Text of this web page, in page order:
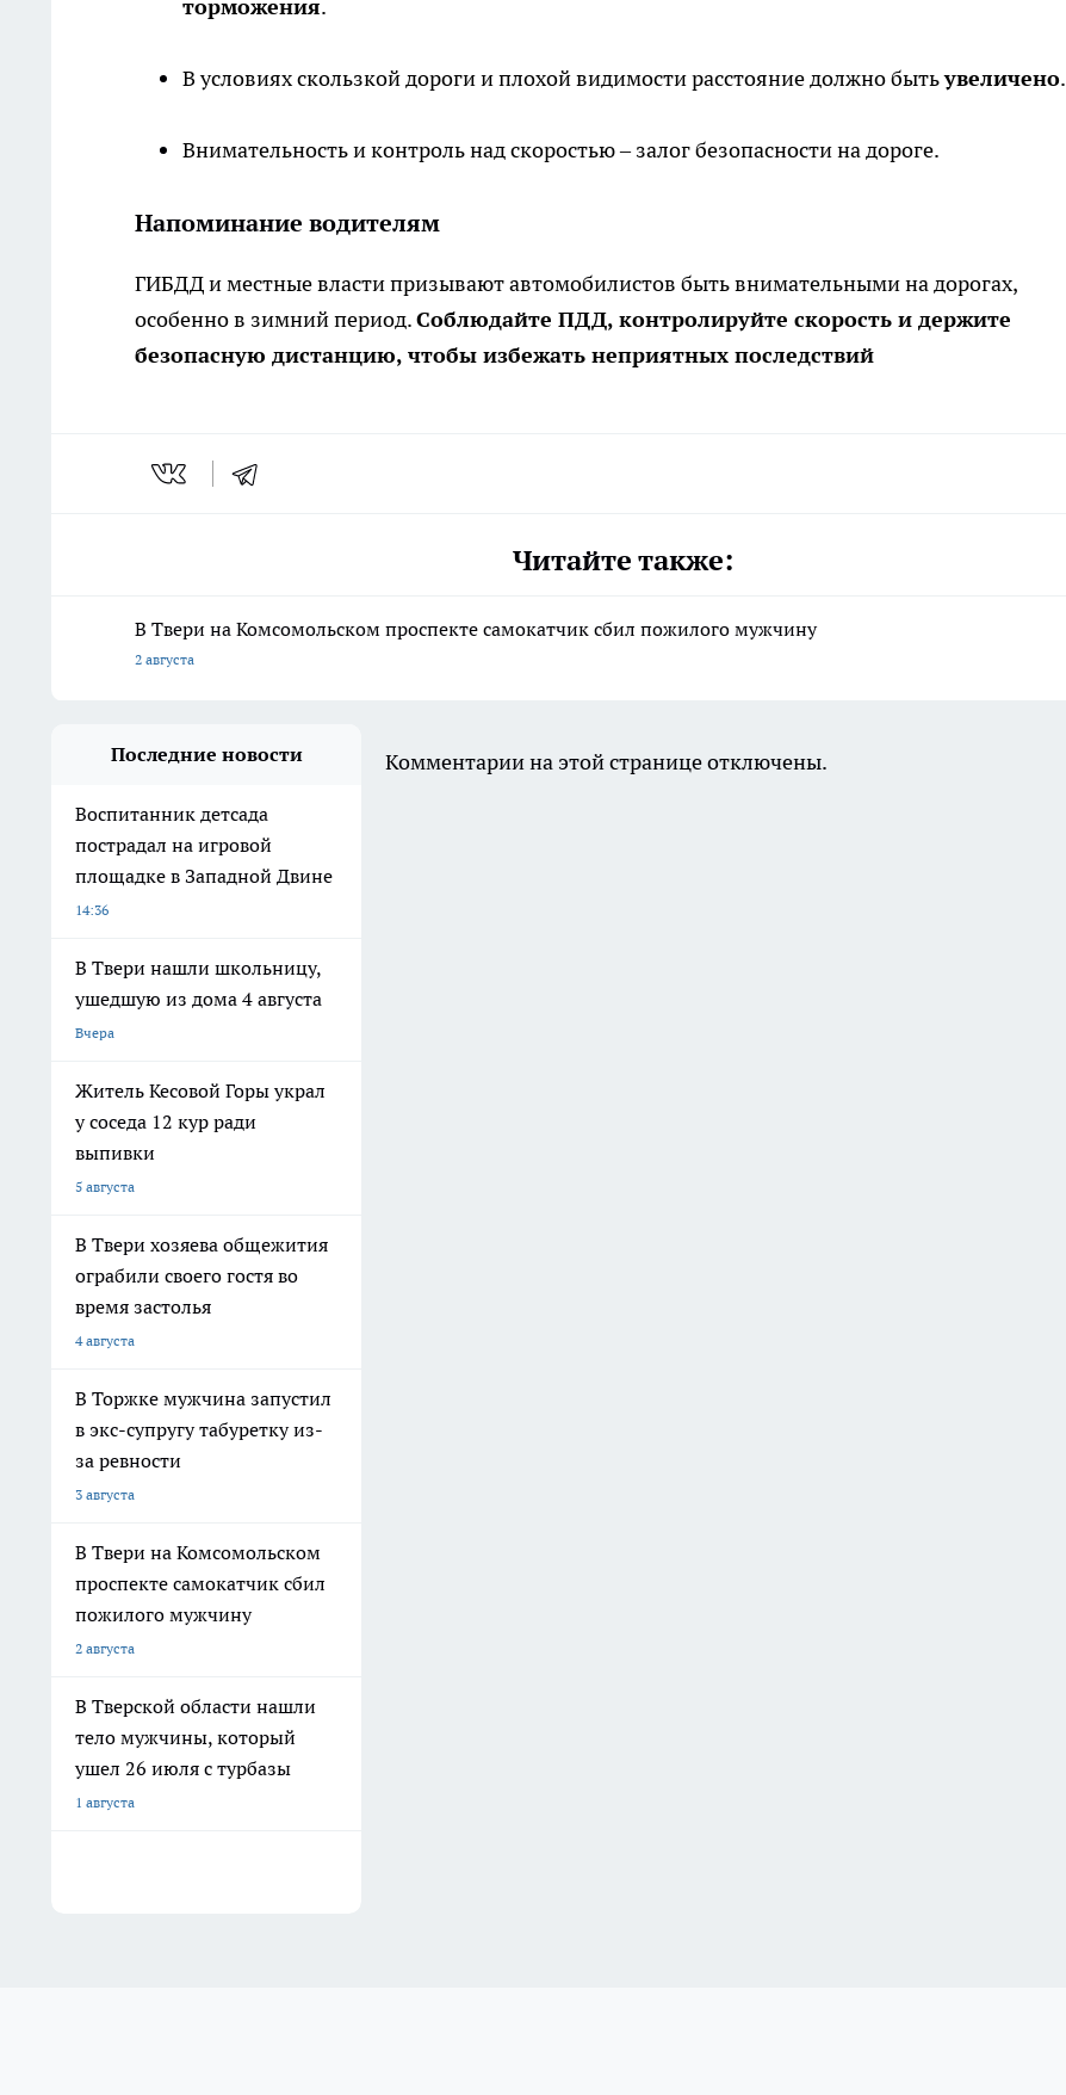
торможения.
В условиях скользкой дороги и плохой видимости расстояние должно бытьувеличено.
Внимательность и контроль над скоростью – залог безопасности на дороге.
Напоминание водителям
ГИБДД и местные власти призывают автомобилистов быть внимательными на дорогах,
особенно в зимний период.Соблюдайте ПДД, контролируйте скорость и держите
безопасную дистанцию, чтобы избежать неприятных последствий
Читайте также:
В Твери на Комсомольском проспекте самокатчик сбил пожилого мужчину
2 августа
Последние новости
Воспитанник детсада
пострадал на игровой
площадке в Западной Двине
14:36
В Твери нашли школьницу,
ушедшую из дома 4 августа
Вчера
Житель Кесовой Горы украл
у соседа 12 кур ради
выпивки
5 августа
В Твери хозяева общежития
ограбили своего гостя во
время застолья
4 августа
В Торжке мужчина запустил
в экс-супругу табуретку из-
за ревности
3 августа
В Твери на Комсомольском
проспекте самокатчик сбил
пожилого мужчину
2 августа
В Тверской области нашли
тело мужчины, который
ушел 26 июля с турбазы
1 августа
Комментарии на этой странице отключены.